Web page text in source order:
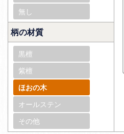
無し
柄の材質
黒檀
紫檀
ほおの木
オールステン
その他